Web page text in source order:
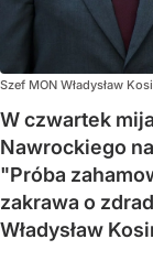
Szef MON Władysław
W czwartek
Nawrockiego
"Próba
zakrawa o
Władysław